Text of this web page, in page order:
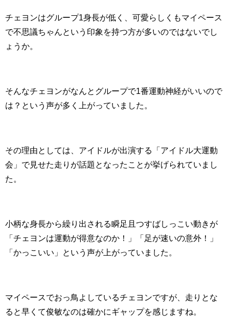
チェヨンはグループ1身長が低く、可愛らしくもマイペース
で不思議ちゃんという印象を持つ方が多いのではないでし
ょうか。
そんなチェヨンがなんとグループで1番運動神経がいいので
は？という声が多く上がっていました。
その理由としては、アイドルが出演する「アイドル大運動
会」で見せた走りが話題となったことが挙げられていまし
た。
小柄な身長から繰り出される瞬足且つすばしっこい動きが
「チェヨンは運動が得意なのか！」「足が速いの意外！」
「かっこいい」という声が上がっていました。
マイペースでおっ鳥よしているチェヨンですが、走りとな
ると早くて俊敏なのは確かにギャップを感じますね。